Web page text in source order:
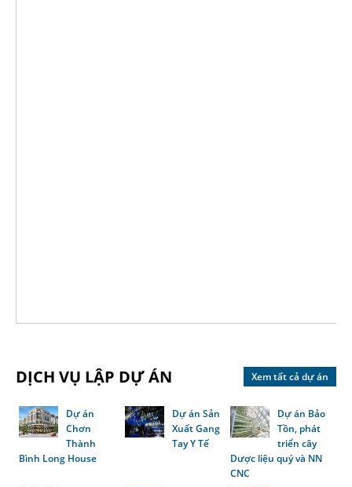
DỊCH VỤ LẬP DỰ ÁN Xem tất cả dự án
Dự án
Chơn
Thành
Bình Long House
Dự án Sản
Xuất Gang
Tay Y Tế
Dự án Bảo
Tồn, phát
triển cây
Dược liệu quý và NN
CNC